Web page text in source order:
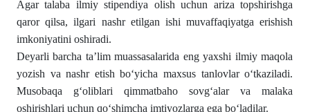
Agar talaba ilmiy stipendiya olish uchun ariza topshirishga
qaror qilsa, ilgari nashr etilgan ishi muvaffaqiyatga erishish
imkoniyatini oshiradi.
Deyarli barcha ta’lim muassasalarida eng yaxshi ilmiy maqola
yozish va nashr etish boʻyicha maxsus tanlovlar oʻtkaziladi.
Musobaqa gʻoliblari qimmatbaho sovgʻalar va malaka
oshirishlari uchun qoʻshimcha imtiyozlarga ega boʻladilar.